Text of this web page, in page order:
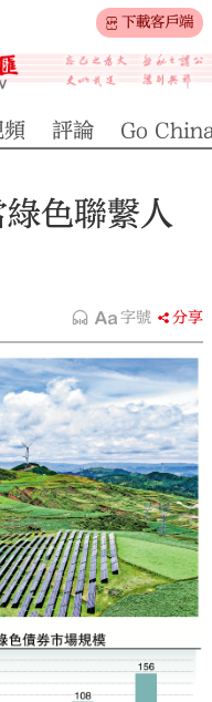
下載客戶端
頻 評論 Go
色聯繫人
字號 分享